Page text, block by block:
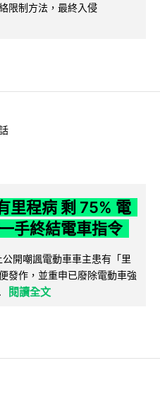
限制方法，最終入侵
里程病 剩 75% 電
手終結電車指令
開嘲諷電動車車主患有「里
發作，並重申已廢除電動車強
閱讀全文